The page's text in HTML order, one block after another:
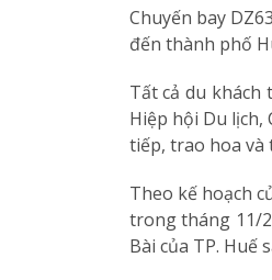
Chuyến bay
đến thành phố
Tất cả du
Hiệp hội Du lịch,
tiếp, trao hoa và
Theo kế hoạch
trong tháng 11/
Bài của TP. Huế